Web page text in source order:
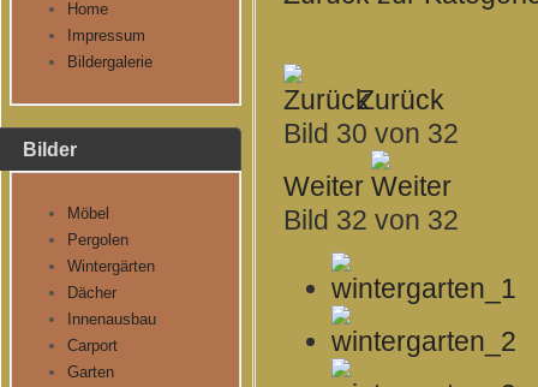
Home
Impressum
Bildergalerie
Bilder
Möbel
Pergolen
Wintergärten
Dächer
Innenausbau
Carport
Garten
Zurück
Bild 30 von 32
Weiter
Bild 32 von 32